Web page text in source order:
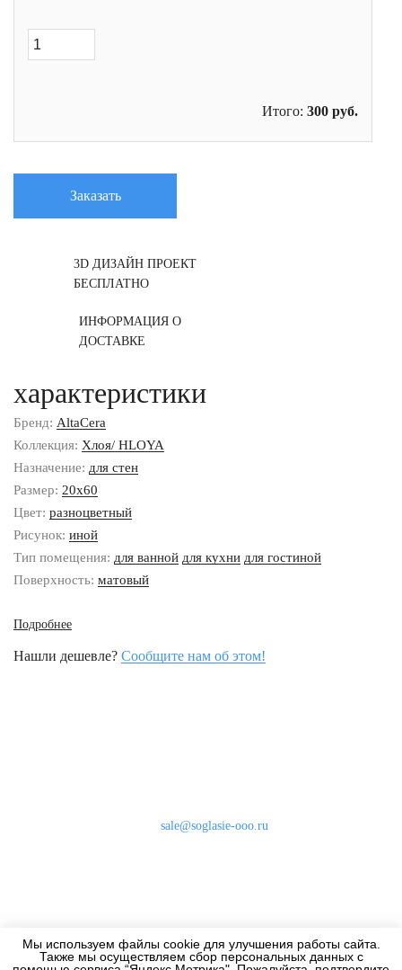
Итого: 300 руб.
Заказать
3D ДИЗАЙН ПРОЕКТ
БЕСПЛАТНО
ИНФОРМАЦИЯ О
ДОСТАВКЕ
характеристики
Бренд: AltaCera
Коллекция: Хлоя/ HLOYA
Назначение: для стен
Размер: 20x60
Цвет: разноцветный
Рисунок: иной
Тип помещения: для ванной для кухни для гостиной
Поверхность: матовый
Подробнее
Нашли дешевле? Сообщите нам об этом!
Мы используем файлы cookie для улучшения работы сайта.
Также мы осуществляем сбор персональных данных с
sale@soglasie-ooo.ru
Дизайнерам